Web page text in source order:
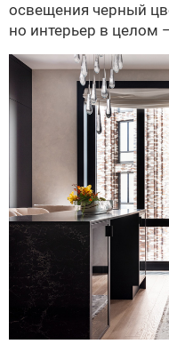
освещения черный
но интерьер в целом